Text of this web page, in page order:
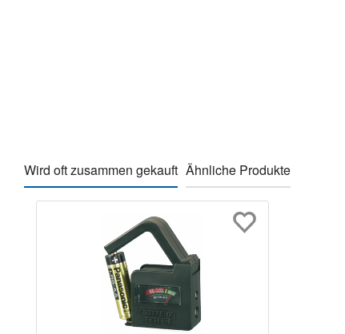
Wird oft zusammen gekauft Ähnliche Produkte
Produktgalerie überspringen